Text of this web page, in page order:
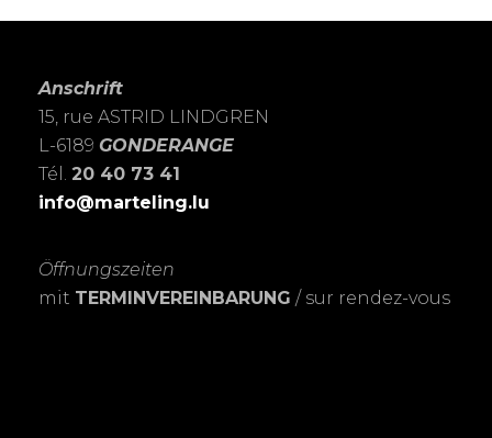
Anschrift
15, rue ASTRID LINDGREN
L-6189 GONDERANGE
Tél. 20 40 73 41
info@marteling.lu
Öffnungszeiten
mit TERMINVEREINBARUNG / sur rendez-vous